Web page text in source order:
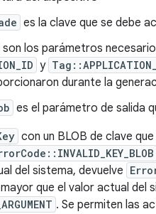
es la clave que se debe
son los parámetros
y
durante la
es el parámetro de salida
con un BLOB de clave
del sistema, devuelve
que el valor actual
. Se permiten las